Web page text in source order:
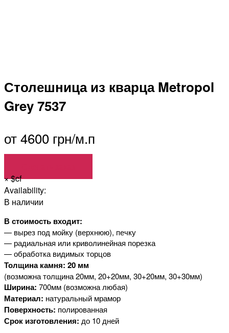
Столешница из кварца Metropol
Grey 7537
от 4600 грн/м.п
×$cf
Availability:
В наличии
В стоимость входит:
— вырез под мойку (верхнюю), печку
— радиальная или криволинейная порезка
— обработка видимых торцов
Толщина камня: 20 мм
(возможна толщина 20мм, 20+20мм, 30+20мм, 30+30мм)
Ширина: 700мм (возможна любая)
Материал: натуральный мрамор
Поверхность: полированная
Срок изготовления: до 10 дней